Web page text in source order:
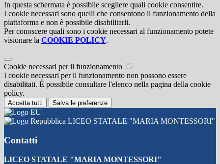
In questa schermata è possibile scegliere quali cookie consentire.
I cookie necessari sono quelli che consentono il funzionamento della
piattaforma e non è possibile disabilitarli.
Per conoscere quali sono i cookie necessari al funzionamento potete
visionare la COOKIE POLICY.
Cookie necessari per il funzionamento
I cookie necessari per il funzionamento non possono essere
disabilitati. È possibile consultare l'elenco nella pagina della cookie
policy.
Accetta tutti Salva le preferenze
LICEO STATALE "MARIA MONTESSORI"
Contatti
LICEO STATALE "MARIA MONTESSORI"